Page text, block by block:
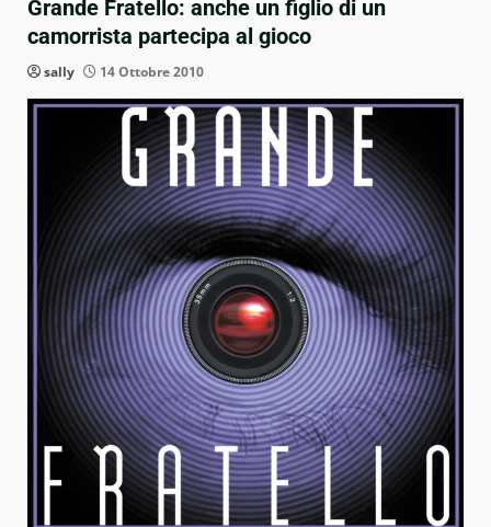
Grande Fratello: anche un figlio di un
camorrista partecipa al gioco
sally 14 Ottobre 2010